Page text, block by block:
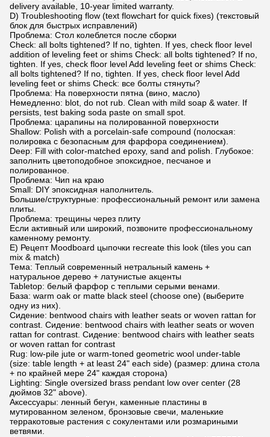
delivery available, 10-year limited warranty.
D) Troubleshooting flow (text flowchart for quick fixes) (текстовый
блок для быстрых исправлений)
Проблема: Стол колеблется после сборки
Check: all bolts tightened? If no, tighten. If yes, check floor level
addition of leveling feet or shims Check: all bolts tightened? If no,
tighten. If yes, check floor level Add leveling feet or shims Check:
all bolts tightened? If no, tighten. If yes, check floor level Add
leveling feet or shims Check: все болты стянуты?
Проблема: На поверхности пятна (вино, масло)
Немедленно: blot, do not rub. Clean with mild soap & water. If
persists, test baking soda paste on small spot.
Проблема: царапины на полированной поверхности
Shallow: Polish with a porcelain-safe compound (полоская:
полировка с безопасным для фарфора соединением).
Deep: Fill with color-matched epoxy, sand and polish. Глубокое:
заполнить цветоподобное эпоксидное, песчаное и
полированное.
Проблема: Чип на краю
Small: DIY эпоксидная наполнитель.
Большие/структурные: профессиональный ремонт или замена
плиты.
Проблема: трещины через плиту
Если активный или широкий, позвоните профессиональному
каменному ремонту.
E) Рецепт Moodboard цыпочки recreate this look (tiles you can
mix & match)
Тема: Теплый современный нетральный камень +
натуральное дерево + латунистые акценты
Tabletop: белый фарфор с теплыми серыми венами.
База: warm oak or matte black steel (choose one) (выберите
одну из них).
Сидение: bentwood chairs with leather seats or woven rattan for
contrast. Сидение: bentwood chairs with leather seats or woven
rattan for contrast. Сидение: bentwood chairs with leather seats
or woven rattan for contrast
Rug: low-pile jute or warm-toned geometric wool under-table
(size: table length + at least 24" each side) (размер: длина стола
+ по крайней мере 24" каждая сторона)
Lighting: Single oversized brass pendant low over center (28
дюймов 32" above).
Аксессуары: ленный бегун, каменные пластины в
мутированном зеленом, бронзовые свечи, маленькие
терракотовые растения с сокулентами или розмариными
ветвями.